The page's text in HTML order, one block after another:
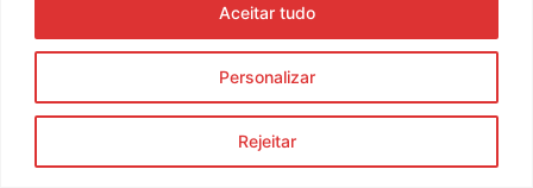
Personalizar
Rejeitar
Aceitar tudo
© 2023 Morente Forte. Todos os direitos reservados
Política de Privacidade e Termos de Uso